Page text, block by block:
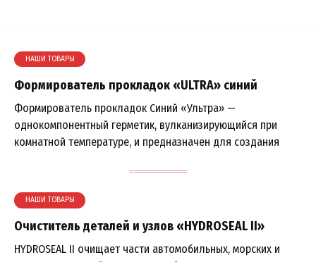
НАШИ ТОВАРЫ
Формирователь прокладок «ULTRA» синий
Формирователь прокладок Синий «Ультра» —
однокомпонентный герметик, вулканизирующийся при
комнатной температуре, и предназначен для создания
НАШИ ТОВАРЫ
Очиститель деталей и узлов «HYDROSEAL II»
HYDROSEAL II очищает части автомобильных, морских и